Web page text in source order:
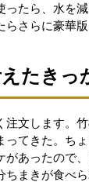
ったら、水を
さらに豪華版
たきっ
注文します。
ってきた。ち
があったので
まきが食べら